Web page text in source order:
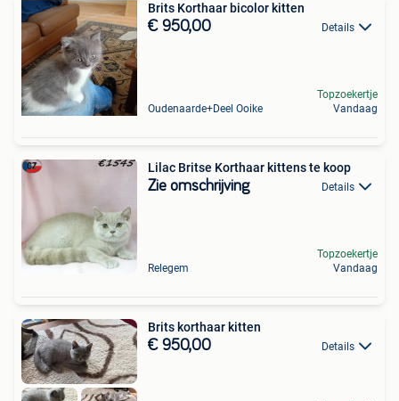
Brits Korthaar bicolor kitten
€ 950,00 Details
Oudenaarde+Deel Ooike
Topzoekertje
Vandaag
Lilac Britse Korthaar kittens te koop
Zie omschrijving Details
Relegem
Topzoekertje
Vandaag
Brits korthaar kitten
€ 950,00 Details